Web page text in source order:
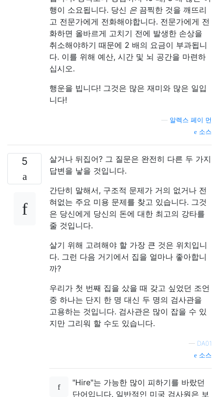
행이 소요됩니다. 당신 은 끔찍한 것을 깨뜨리
고 전문가에게 전화해야합니다. 전문가에게 전
화하면 올바르게 고치기 전에 발생한 손상을
취소해야하기 때문에 2 배의 요금이 부과됩니
다. 이를 위해 예산, 시간 및 뇌 공간을 마련하
십시오.
행운을 빕니다! 그것은 많은 재미와 많은 일입
니다!
알렉스 페이 먼
소스
5
살거나 뒤집어? 그 질문은 완전히 다른 두 가지
답변을 낳을 것입니다.
간단히 말해서, 구조적 문제가 거의 없거나 전
혀없는 주요 미용 문제를 찾고 있습니다. 그것
은 당신에게 당신의 돈에 대한 최고의 강타를
줄 것입니다.
살기 위해 고려해야 할 가장 큰 것은 위치입니
다. 그런 다음 거기에서 집을 얼마나 좋아합니
까?
우리가 첫 번째 집을 샀을 때 갖고 싶었던 조언
중 하나는 단지 한 명 대신 두 명의 검사관을
고용하는 것입니다. 검사관은 많이 잡을 수 있
지만 그리워 할 수도 있습니다.
— DA01
소스
"Hire"는 가능한 많이 피하기를 바랐던
단어입니다. 일반적인 미국 검사원은 보